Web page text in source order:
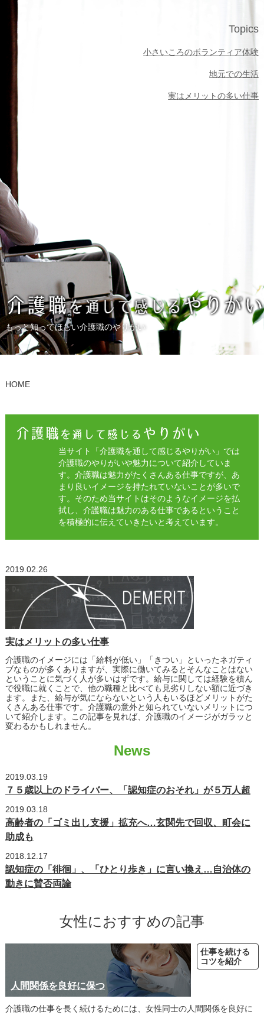
もっと知ってほしい介護職のやりがい
Topics
小さいころのボランティア体験
地元での生活
実はメリットの多い仕事
HOME
当サイト「介護職を通して感じるやりがい」では
介護職のやりがいや魅力について紹介していま
す。介護職は魅力がたくさんある仕事ですが、あ
まり良いイメージを持たれていないことが多いで
す。そのため当サイトはそのようなイメージを払
拭し、介護職は魅力のある仕事であるということ
を積極的に伝えていきたいと考えています。
2019.02.26
実はメリットの多い仕事
介護職のイメージには「給料が低い」「きつい」といったネガティ
ブなものが多くありますが、実際に働いてみるとそんなことはない
ということに気づく人が多いはずです。給与に関しては経験を積ん
で役職に就くことで、他の職種と比べても見劣りしない額に近づき
ます。また、給与が気にならないという人もいるほどメリットがた
くさんある仕事です。介護職の意外と知られていないメリットにつ
いて紹介します。この記事を見れば、介護職のイメージがガラッと
変わるかもしれません。
News
2019.03.19
７５歳以上のドライバー、「認知症のおそれ」が５万人超
2019.03.18
高齢者の「ゴミ出し支援」拡充へ…玄関先で回収、町会に
助成も
2018.12.17
認知症の「徘徊」、「ひとり歩き」に言い換え…自治体の
動きに賛否両論
女性におすすめの記事
人間関係を良好に保つ
仕事を続ける
コツを紹介
介護職の仕事を長く続けるためには、女性同士の人間関係を良好に